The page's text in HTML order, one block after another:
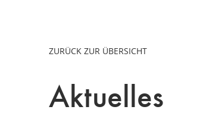
Ü
ZURÜCK ZUR ÜBERSICHT
Aktuelles